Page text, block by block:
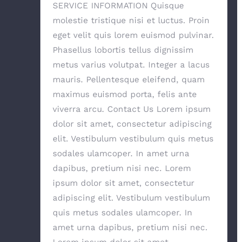
SERVICE INFORMATION Quisque
molestie tristique nisi et luctus. Proin
eget velit quis lorem euismod pulvinar.
Phasellus lobortis tellus dignissim
metus varius volutpat. Integer a lacus
mauris. Pellentesque eleifend, quam
maximus euismod porta, felis ante
viverra arcu. Contact Us Lorem ipsum
dolor sit amet, consectetur adipiscing
elit. Vestibulum vestibulum quis metus
sodales ulamcoper. In amet urna
dapibus, pretium nisi nec. Lorem
ipsum dolor sit amet, consectetur
adipiscing elit. Vestibulum vestibulum
quis metus sodales ulamcoper. In
amet urna dapibus, pretium nisi nec.